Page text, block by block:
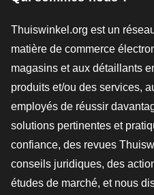
Thuiswinkel.org est un
matière de commerce
magasins et aux détaillants
produits et/ou des services,
employés de réussir
solutions pertinentes et
confiance, des revues
conseils juridiques, des
études de marché, et nous